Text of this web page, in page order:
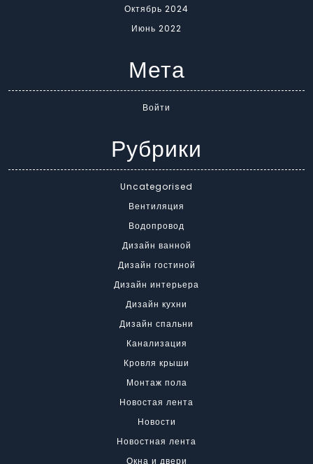
Октябрь 2024
Июнь 2022
Мета
Войти
Рубрики
Uncategorised
Вентиляция
Водопровод
Дизайн ванной
Дизайн гостиной
Дизайн интерьера
Дизайн кухни
Дизайн спальни
Канализация
Кровля крыши
Монтаж пола
Новостая лента
Новости
Новостная лента
Окна и двери